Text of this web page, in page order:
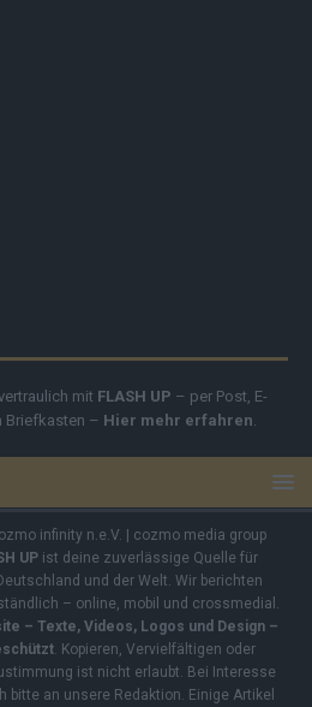
mit FLASH UP – per Post, E-
Briefkasten – Hier mehr erfahren
infinity n.e.V. | cozmo media group
UPist deine zuverlässige Quelle für
und der Welt. Wir berichten
– online, mobil und crossmedial.
– Texte, Videos, Logos und Design –
. Kopieren, Vervielfältigen oder
ist nicht erlaubt. Bei Interesse
bitte an unsere Redaktion. Einige Artikel